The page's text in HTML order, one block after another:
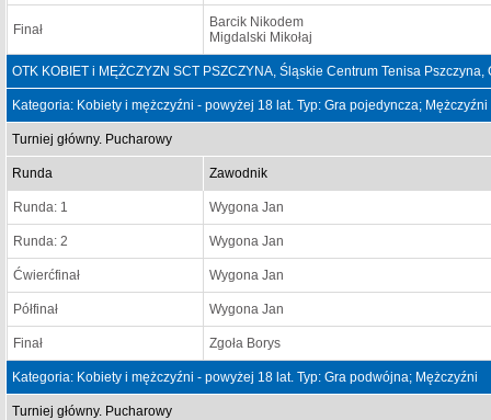
Finał
Barcik Nikodem
Migdalski Mikołaj
OTK KOBIET i MĘŻCZYZN SCT PSZCZYNA, Śląskie Centrum Tenisa
Kategoria: Kobiety i mężczyźni - powyżej 18 lat. Typ: Gra pojedyncza; Mężczyźni
Turniej główny. Pucharowy
Runda Zawodnik
Runda: 1 Wygona Jan
Runda: 2 Wygona Jan
Ćwierćfinał Wygona Jan
Półfinał Wygona Jan
Finał Zgoła Borys
Kategoria: Kobiety i mężczyźni - powyżej 18 lat. Typ: Gra podwójna; Mężczyźni
Turniej główny. Pucharowy